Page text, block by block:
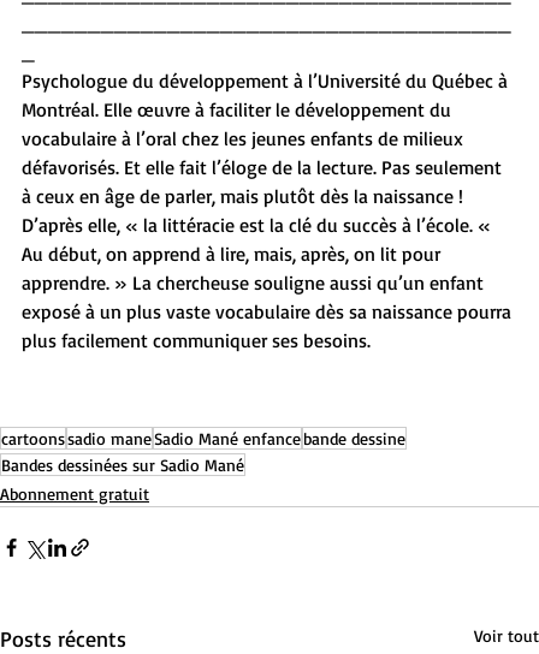
Psychologue du développement à l’Université du Québec à
Montréal. Elle œuvre à faciliter le développement du
vocabulaire à l’oral chez les jeunes enfants de milieux
défavorisés. Et elle fait l’éloge de la lecture. Pas seulement
à ceux en âge de parler, mais plutôt dès la naissance !
D’après elle, « la littéracie est la clé du succès à l’école. «
Au début, on apprend à lire, mais, après, on lit pour
apprendre. » La chercheuse souligne aussi qu’un enfant
exposé à un plus vaste vocabulaire dès sa naissance pourra
plus facilement communiquer ses besoins.
cartoonssadio maneSadio Mané enfancebande dessine
Bandes dessinées sur Sadio Mané
Abonnement gratuit
Posts récents Voir tout